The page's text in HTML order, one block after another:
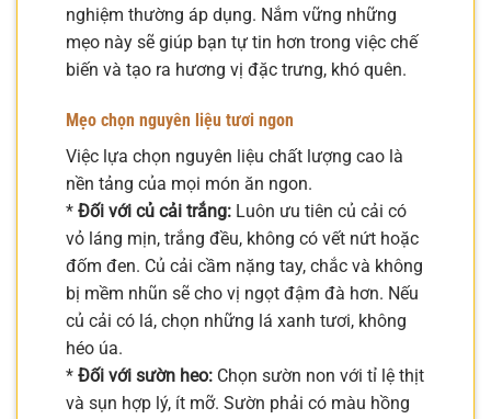
nghiệm thường áp dụng. Nắm vững những
mẹo này sẽ giúp bạn tự tin hơn trong việc chế
biến và tạo ra hương vị đặc trưng, khó quên.
Mẹo chọn nguyên liệu tươi ngon
Việc lựa chọn nguyên liệu chất lượng cao là
nền tảng của mọi món ăn ngon.
* Đối với củ cải trắng: Luôn ưu tiên củ cải có
vỏ láng mịn, trắng đều, không có vết nứt hoặc
đốm đen. Củ cải cầm nặng tay, chắc và không
bị mềm nhũn sẽ cho vị ngọt đậm đà hơn. Nếu
củ cải có lá, chọn những lá xanh tươi, không
héo úa.
* Đối với sườn heo: Chọn sườn non với tỉ lệ thịt
và sụn hợp lý, ít mỡ. Sườn phải có màu hồng